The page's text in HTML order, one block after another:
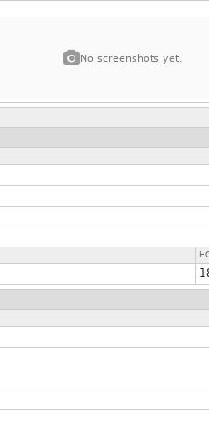
No screenshots yet.